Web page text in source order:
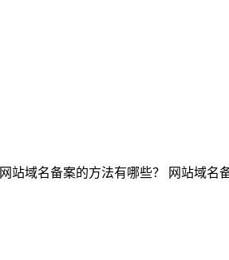
域名备案的方法有哪些？ 网站域